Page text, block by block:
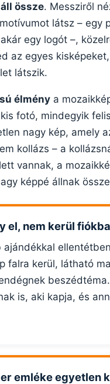
össze. Messziről
látsz – egy
egy logót –,
az egyes
látszik.
élmény a
fotó, mindegyik
nagy kép, amely
kollázs – a
vannak, a
képpé állnak
el, nem kerül fiókba
ajándékkal
falra kerül, látható
is, aki kapja, és
emléke egyetlen